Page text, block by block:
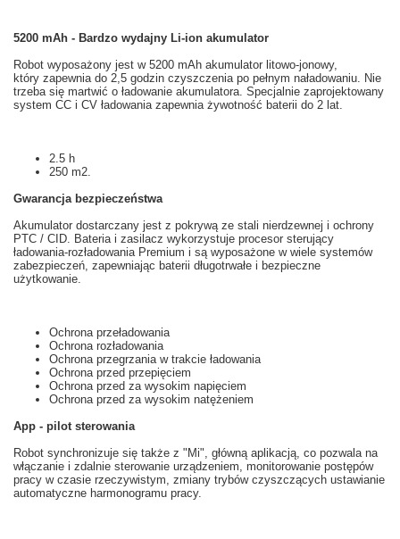
5200 mAh - Bardzo wydajny Li-ion akumulator
Robot wyposażony jest w 5200 mAh akumulator litowo-jonowy,
który zapewnia do 2,5 godzin czyszczenia po pełnym naładowaniu. Nie
trzeba się martwić o ładowanie akumulatora. Specjalnie zaprojektowany
system CC i CV ładowania zapewnia żywotność baterii do 2 lat.
2.5 h
250 m2.
Gwarancja bezpieczeństwa
Akumulator dostarczany jest z pokrywą ze stali nierdzewnej i ochrony
PTC / CID. Bateria i zasilacz wykorzystuje procesor sterujący
ładowania-rozładowania Premium i są wyposażone w wiele systemów
zabezpieczeń, zapewniając baterii długotrwałe i bezpieczne
użytkowanie.
Ochrona przeładowania
Ochrona rozładowania
Ochrona przegrzania w trakcie ładowania
Ochrona przed przepięciem
Ochrona przed za wysokim napięciem
Ochrona przed za wysokim natężeniem
App - pilot sterowania
Robot synchronizuje się także z " Mi", główną aplikacją, co pozwala na
włączanie i zdalnie sterowanie urządzeniem, monitorowanie postępów
pracy w czasie rzeczywistym, zmiany trybów czyszczących ustawianie
automatyczne harmonogramu pracy.